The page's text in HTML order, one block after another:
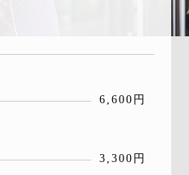
6,600円
3,300円